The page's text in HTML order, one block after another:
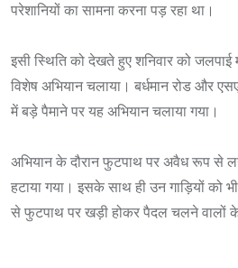
परेशानियों का सामना करना पड़ रहा था।
इसी स्थिति को देखते हुए शनिवार को
विशेष अभियान चलाया। बर्धमान रोड और
में बड़े पैमाने पर यह अभियान चलाया गया।
अभियान के दौरान फुटपाथ पर अवैध रूप से
हटाया गया। इसके साथ ही उन गाड़ियों को
से फुटपाथ पर खड़ी होकर पैदल चलने वालों के